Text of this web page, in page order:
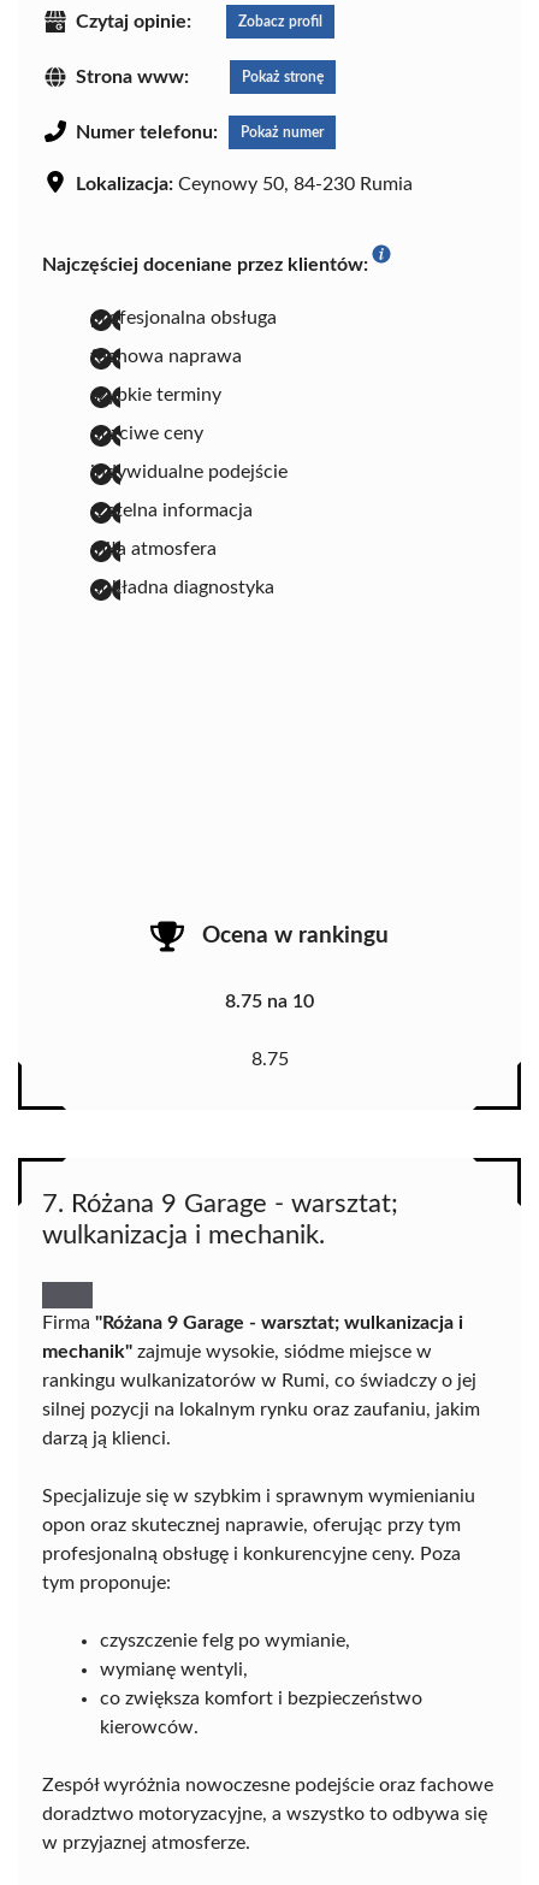
Czytaj opinie: Zobacz profil
Strona www: Pokaż stronę
Numer telefonu: Pokaż numer
Lokalizacja: Ceynowy 50, 84-230 Rumia
Najczęściej doceniane przez klientów:
profesjonalna obsługa
fachowa naprawa
szybkie terminy
uczciwe ceny
indywidualne podejście
rzetelna informacja
miła atmosfera
dokładna diagnostyka
Ocena w rankingu
8.75 na 10
8.75
7. Różana 9 Garage - warsztat;
wulkanizacja i mechanik.
Firma "Różana 9 Garage - warsztat; wulkanizacja i
mechanik" zajmuje wysokie, siódme miejsce w
rankingu wulkanizatorów w Rumi, co świadczy o jej
silnej pozycji na lokalnym rynku oraz zaufaniu, jakim
darzą ją klienci.
Specjalizuje się w szybkim i sprawnym wymienianiu
opon oraz skutecznej naprawie, oferując przy tym
profesjonalną obsługę i konkurencyjne ceny. Poza
tym proponuje:
czyszczenie felg po wymianie,
wymianę wentyli,
co zwiększa komfort i bezpieczeństwo
kierowców.
Zespół wyróżnia nowoczesne podejście oraz fachowe
doradztwo motoryzacyjne, a wszystko to odbywa się
w przyjaznej atmosferze.